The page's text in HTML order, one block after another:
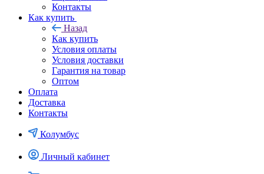
Контакты
Как купить
Назад
Как купить
Условия оплаты
Условия доставки
Гарантия на товар
Оптом
Оплата
Доставка
Контакты
Колумбус
Личный кабинет